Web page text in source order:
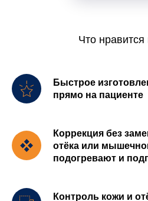
Что
Быстрое
прямо на пациентe
Коррекция без
отёка или
подогревают и
Контроль кожи и